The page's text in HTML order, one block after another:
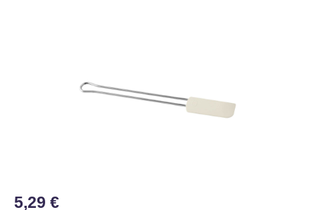
Regulärer Preis:
5,29 €